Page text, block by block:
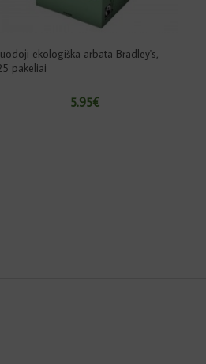
ekologiška arbata Bradley's,
pakeliai
5.95€